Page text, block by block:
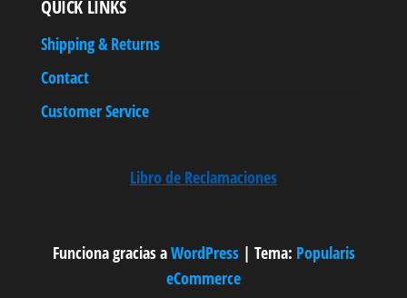
QUICK LINKS
Shipping & Returns
Contact
Customer Service
Libro de Reclamaciones
Funciona gracias aWordPress | Tema: Popularis
eCommerce